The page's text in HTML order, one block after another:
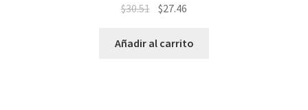
$30.51 $27.46
Añadir al carrito